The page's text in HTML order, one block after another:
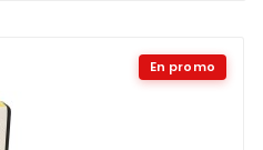
En promo